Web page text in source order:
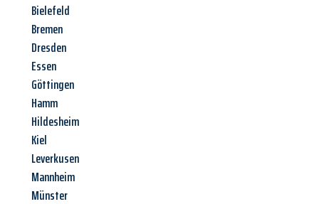
Bielefeld
Bremen
Dresden
Essen
Göttingen
Hamm
Hildesheim
Kiel
Leverkusen
Mannheim
Münster